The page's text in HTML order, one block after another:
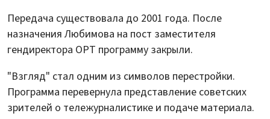
Передача существовала до 2001 года. После
назначения Любимова на пост заместителя
гендиректора ОРТ программу закрыли.
"Взгляд" стал одним из символов перестройки.
Программа перевернула представление советских
зрителей о тележурналистике и подаче материала.